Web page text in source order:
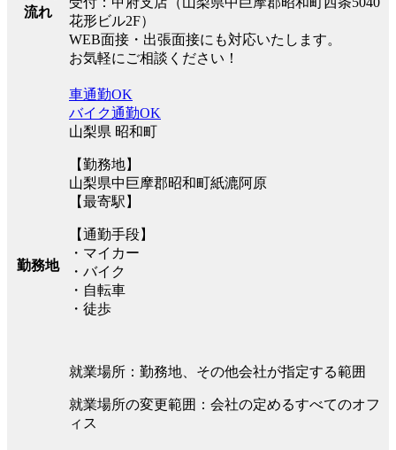
流れ
花形ビル2F）
WEB面接・出張面接にも対応いたします。
お気軽にご相談ください！
勤務地
車通勤OK
バイク通勤OK
山梨県 昭和町
【勤務地】
山梨県中巨摩郡昭和町紙漉阿原
【最寄駅】
【通勤手段】
・マイカー
・バイク
・自転車
・徒歩
就業場所：勤務地、その他会社が指定する範囲
就業場所の変更範囲：会社の定めるすべてのオフ
ィス